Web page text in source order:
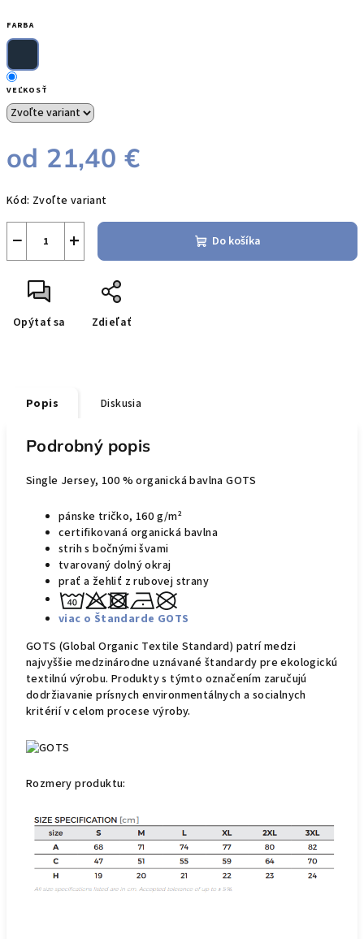
FARBA
VEĽKOSŤ
od 21,40 €
cena:
Kód: Zvoľte variant
+
− Do košíka
Opýtať sa Zdieľať
Popis Diskusia
Podrobný popis
Single Jersey, 100 % organická bavlna GOTS
pánske tričko, 160 g/m²
certifikovaná organická bavlna
strih s bočnými švami
tvarovaný dolný okraj
prať a žehliť z rubovej strany
viac o Štandarde GOTS
GOTS (Global Organic Textile Standard) patrí medzi
najvyššie medzinárodne uznávané štandardy pre ekologickú
textilnú výrobu. Produkty s týmto označením zaručujú
dodržiavanie prísnych environmentálnych a socialnych
kritérií v celom procese výroby.
Rozmery produktu: